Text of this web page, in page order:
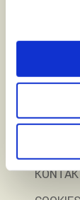
E-Fly
OM E-
OM C.